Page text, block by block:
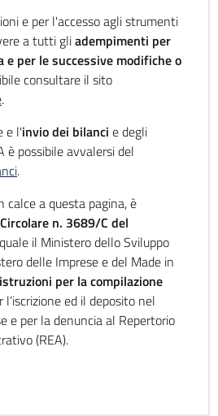
e per l'accesso agli strumenti
a tutti gliadempimenti per
per le successive modifiche o
consultare il sito
.
e l'invio dei bilanci e degli
è possibile avvalersi del
.
calce a questa pagina, è
Circolare n. 3689/C del
il Ministero dello Sviluppo
delle Imprese e del Made in
istruzioni per la compilazione
l’iscrizione ed il deposito nel
e per la denuncia al Repertorio
(REA).